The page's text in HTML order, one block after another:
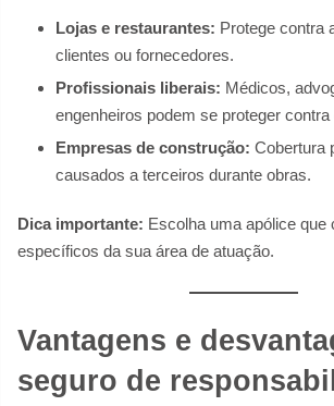
Lojas e restaurantes: Protege contra
clientes ou fornecedores.
Profissionais liberais: Médicos,
engenheiros podem se proteger
Empresas de construção: Cobertura
causados a terceiros durante obras.
Dica importante: Escolha uma apólice que
específicos da sua área de atuação.
Vantagens e
seguro de